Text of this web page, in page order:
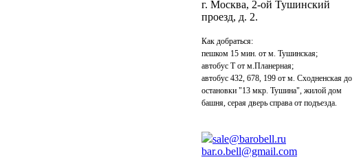
г. Москва, 2-ой Тушинский
проезд, д. 2.
Как добраться:
пешком 15 мин. от м. Тушинская;
автобус Т от м.Планерная;
автобус 432, 678, 199 от м. Сходненская до
остановки "13 мкр. Тушина", жилой дом
башня, серая дверь справа от подъезда.
sale@barobell.ru
bar.o.bell@gmail.com